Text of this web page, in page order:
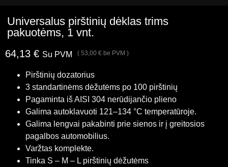
Universalus pirštinių dėklas trims
pakuotėms, 1 vnt.
64,13 € Su PVM ( 53,00 € be PVM )
Pirštinių dozatorius
3 standartinėms dėžutėms po 100 pirštinių
Pagaminta iš AISI 304 nerūdijančio plieno
Galima autoklavuoti 121–134 °C temperatūroje.
Galima lengvai pakabinti prie sienos ir į greitosios
pagalbos automobilius.
Varžtas komplekte.
Tinka S – M – L pirštinių dėžutėms